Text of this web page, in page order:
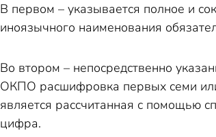
В первом – указывается полное и
иноязычного наименования
Во втором – непосредственно
ОКПО расшифровка первых семи
является рассчитанная с помощью
цифра.